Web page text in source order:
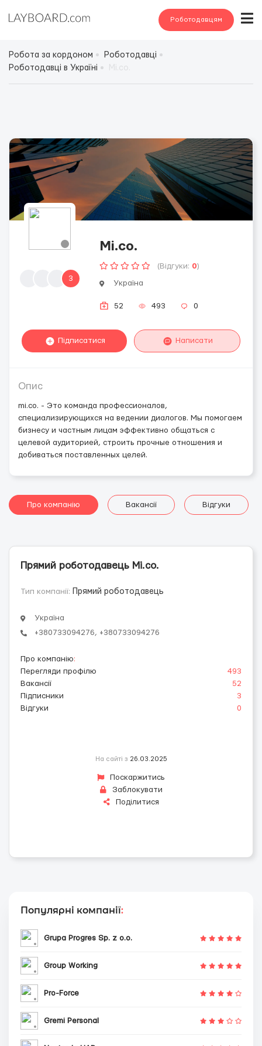
Роботодавцям
Робота за кордоном
Роботодавці
Роботодавці в Україні
3
Mi.co.
(Відгуки: 0)
Україна
52 493 0
Підписатися Написати
Опис
mi.co. - Это команда профессионалов,
специализирующихся на ведении диалогов. Мы помогаем
бизнесу и частным лицам эффективно общаться с
целевой аудиторией, строить прочные отношения и
добиваться поставленных целей.
Про компанію Вакансії Відгуки
Прямий роботодавець Mi.co.
Тип компанії: Прямий роботодавець
Україна
+380733094276, +380733094276
Про компанію:
Перегляди профілю
493
Вакансії
52
Підписники
3
Відгуки
0
На сайті з 26.03.2025
Поскаржитись
Заблокувати
Поділитися
Популярні компанії:
Grupa Progres Sp. z o.o.
Group Working
Pro-Force
Gremi Personal